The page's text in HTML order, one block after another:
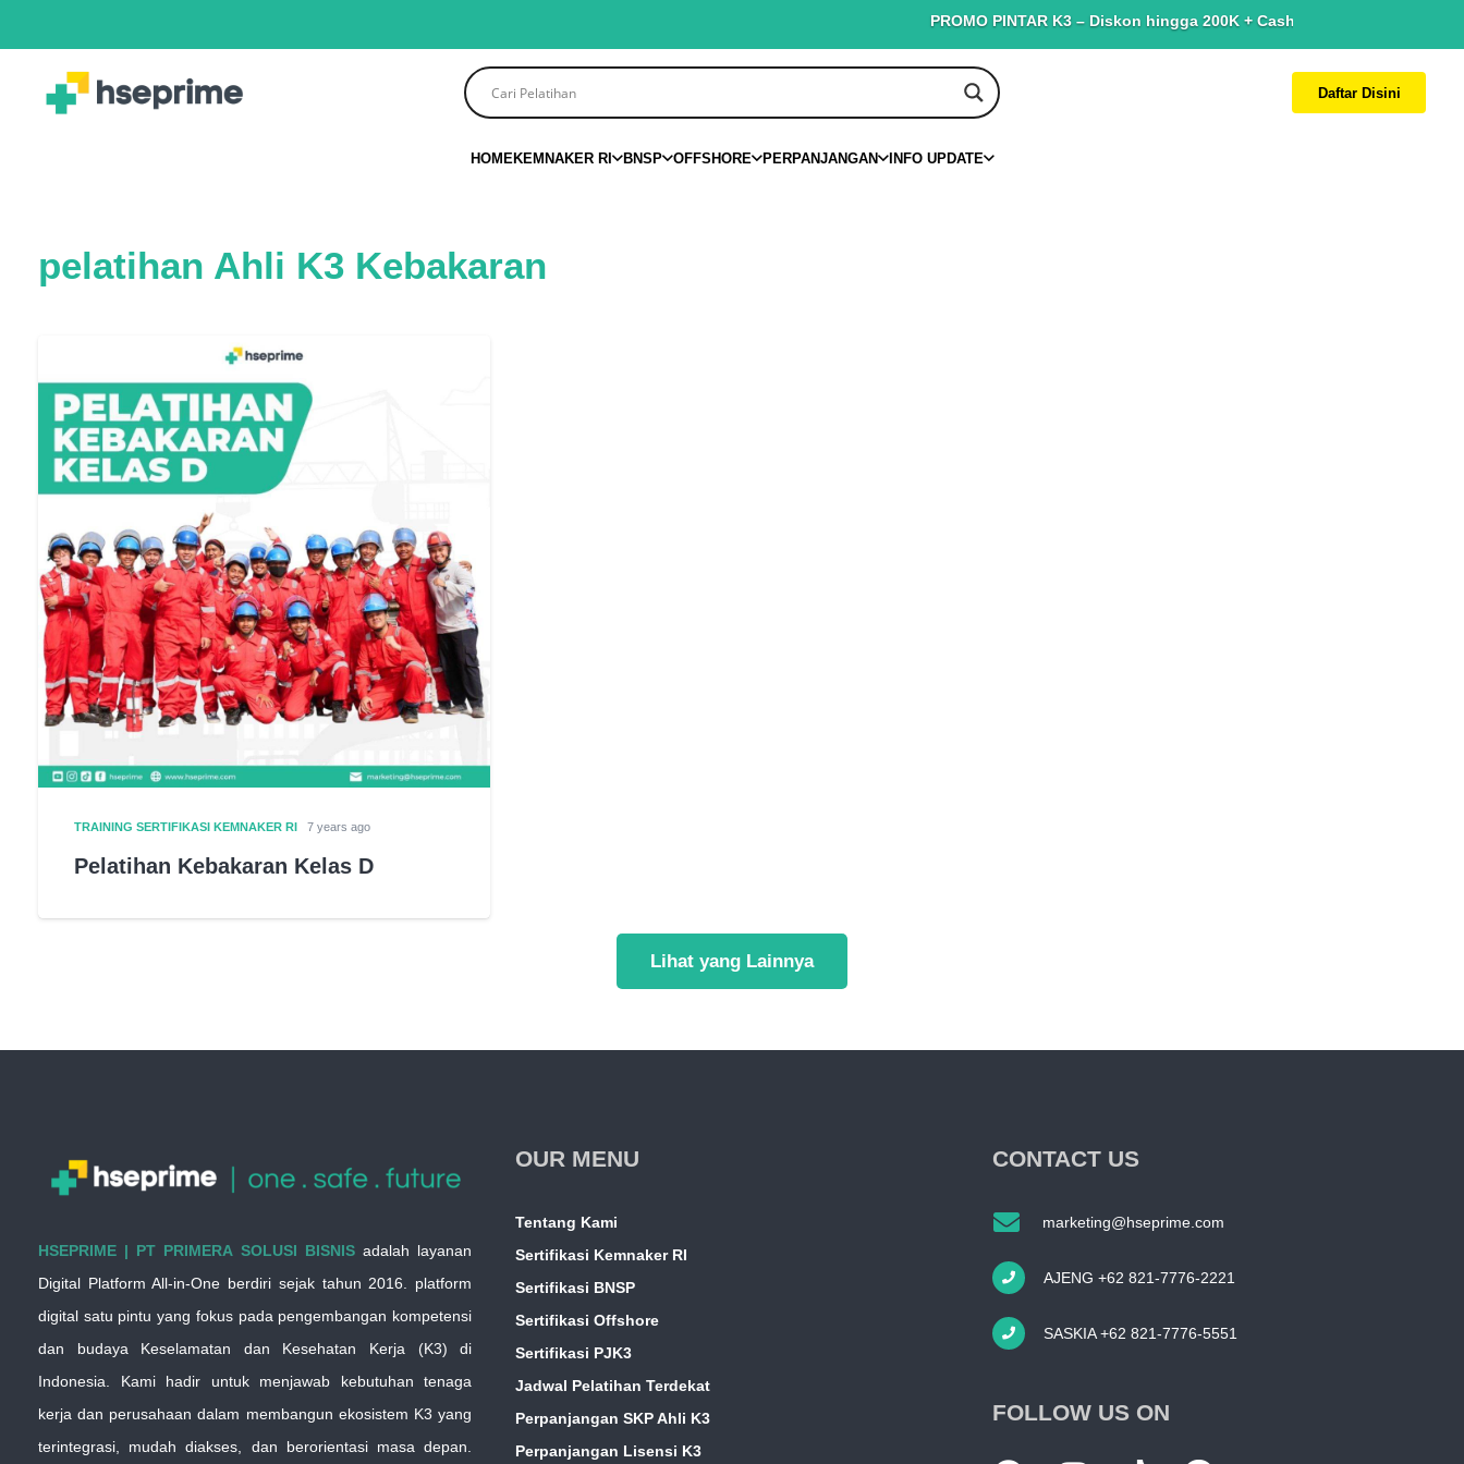
PROMO PINTAR K3 – Diskon hingga 200K + Cashback hingga 150K.
Daftar Disini
HOMEKEMNAKER RI BNSP OFFSHORE PERPANJANGAN INFO UPDATE
pelatihan Ahli K3 Kebakaran
TRAINING SERTIFIKASI KEMNAKER RI 7 years ago
Pelatihan Kebakaran Kelas D
Lihat yang Lainnya
HSEPRIME | PT PRIMERA SOLUSI BISNISadalah layanan
Digital Platform All-in-One berdiri sejak tahun 2016. platform
digital satu pintu yang fokus pada pengembangan kompetensi
dan budaya Keselamatan dan Kesehatan Kerja (K3) di
Indonesia. Kami hadir untuk menjawab kebutuhan tenaga
kerja dan perusahaan dalam membangun ekosistem K3 yang
terintegrasi, mudah diakses, dan berorientasi masa depan.
OUR MENU
Tentang Kami
Sertifikasi Kemnaker RI
Sertifikasi BNSP
Sertifikasi Offshore
Sertifikasi PJK3
Jadwal Pelatihan Terdekat
Perpanjangan SKP Ahli K3
Perpanjangan Lisensi K3
CONTACT US
marketing@hseprime.com
AJENG +62 821-7776-2221
SASKIA +62 821-7776-5551
FOLLOW US ON